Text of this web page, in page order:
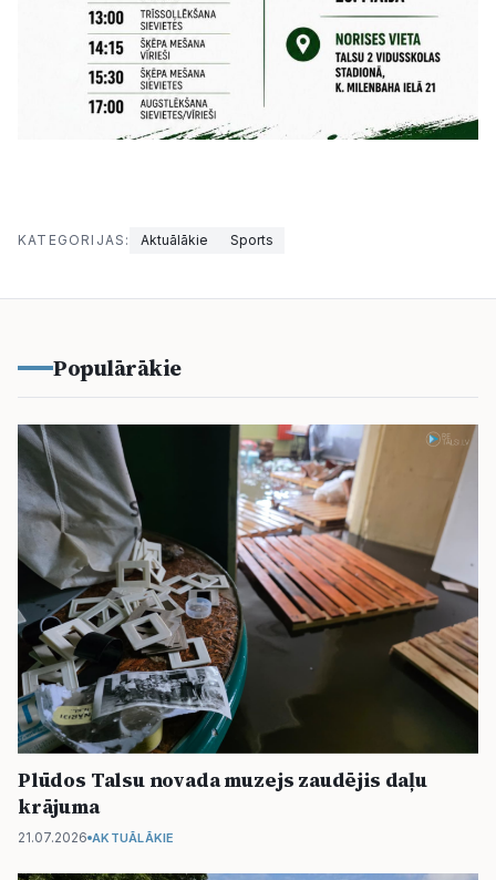
KATEGORIJAS: Aktuālākie Sports
Populārākie
Plūdos Talsu novada muzejs zaudējis daļu
krājuma
21.07.2026 AKTUĀLĀKIE